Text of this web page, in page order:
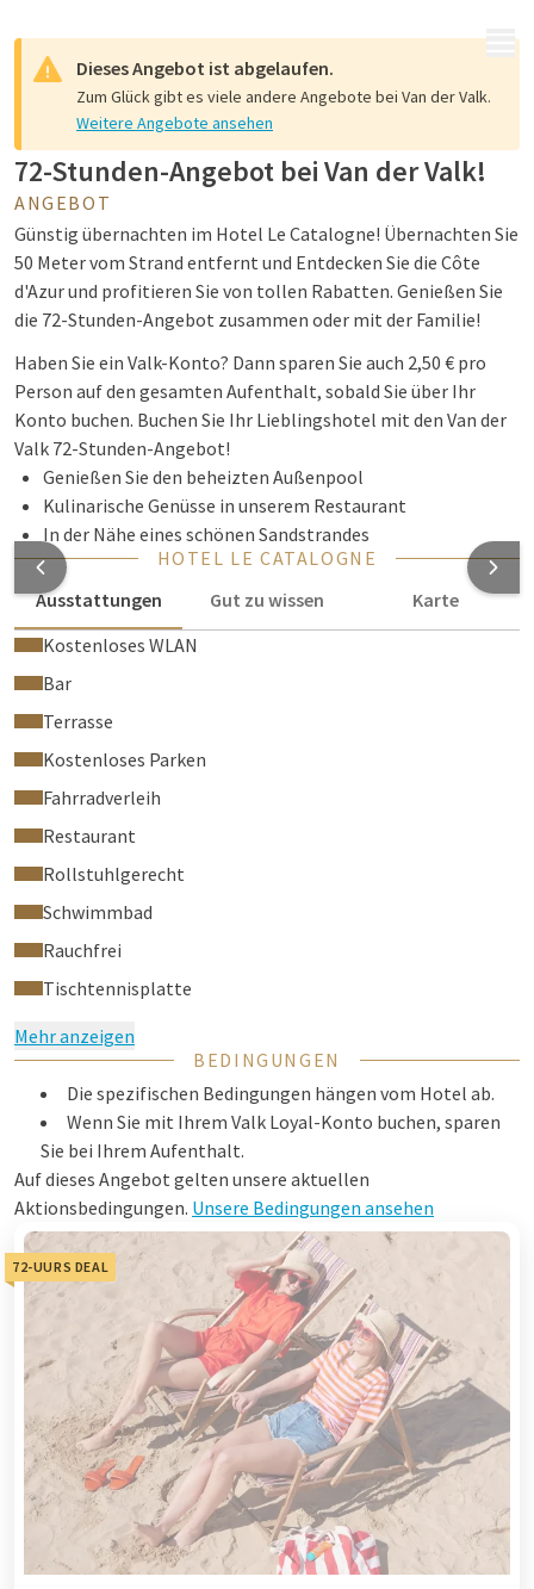
MENÜ
Dieses Angebot ist abgelaufen.
Zum Glück gibt es viele andere Angebote bei Van der Valk.
Weitere Angebote ansehen
72-Stunden-Angebot bei Van der Valk!
ANGEBOT
Günstig übernachten im Hotel Le Catalogne! Übernachten Sie
50 Meter vom Strand entfernt und Entdecken Sie die Côte
d'Azur und profitieren Sie von tollen Rabatten. Genießen Sie
die 72-Stunden-Angebot zusammen oder mit der Familie!
Haben Sie ein Valk-Konto? Dann sparen Sie auch 2,50 € pro
Person auf den gesamten Aufenthalt, sobald Sie über Ihr
Konto buchen. Buchen Sie Ihr Lieblingshotel mit den Van der
Valk 72-Stunden-Angebot!
Genießen Sie den beheizten Außenpool
Kulinarische Genüsse in unserem Restaurant
In der Nähe eines schönen Sandstrandes
HOTEL LE CATALOGNE
Ausstattungen
Gut zu wissen
Karte
Kostenloses WLAN
Bar
Terrasse
Kostenloses Parken
Fahrradverleih
Restaurant
Rollstuhlgerecht
Schwimmbad
Rauchfrei
Tischtennisplatte
Mehr anzeigen
BEDINGUNGEN
Die spezifischen Bedingungen hängen vom Hotel ab.
Wenn Sie mit Ihrem Valk Loyal-Konto buchen, sparen
Sie bei Ihrem Aufenthalt.
Auf dieses Angebot gelten unsere aktuellen
Aktionsbedingungen. Unsere Bedingungen ansehen
72-UURS DEAL